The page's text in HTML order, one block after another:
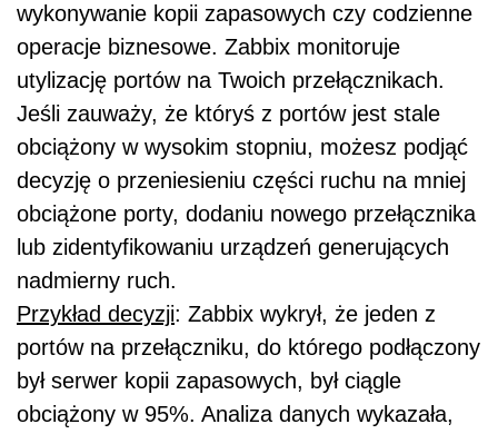
wykonywanie kopii zapasowych czy codzienne
operacje biznesowe. Zabbix monitoruje
utylizację portów na Twoich przełącznikach.
Jeśli zauważy, że któryś z portów jest stale
obciążony w wysokim stopniu, możesz podjąć
decyzję o przeniesieniu części ruchu na mniej
obciążone porty, dodaniu nowego przełącznika
lub zidentyfikowaniu urządzeń generujących
nadmierny ruch.
Przykład decyzji: Zabbix wykrył, że jeden z
portów na przełączniku, do którego podłączony
był serwer kopii zapasowych, był ciągle
obciążony w 95%. Analiza danych wykazała,